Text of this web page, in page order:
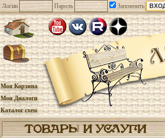
Логин Пароль Запомнить
Моя Корзина
Мои Диалоги
Каталог схем
ТОВАРЫ И УСЛУГИ